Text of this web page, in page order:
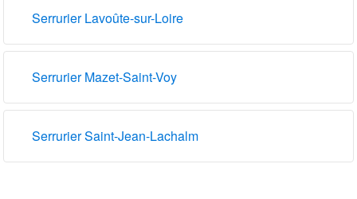
Serrurier Lavoûte-sur-Loire
Serrurier Mazet-Saint-Voy
Serrurier Saint-Jean-Lachalm